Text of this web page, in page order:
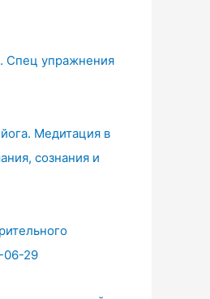
Спец упражнения
Медитация в
сознания и
06-29